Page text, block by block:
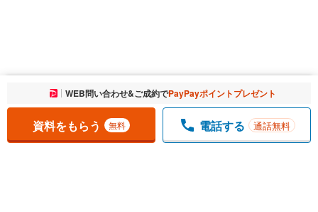
お気に入りに追加しました。 一覧を開く
WEB問い合わせ&ご成約でPayPayポイントプレゼント
資料をもらう 無料 電話する 通話無料